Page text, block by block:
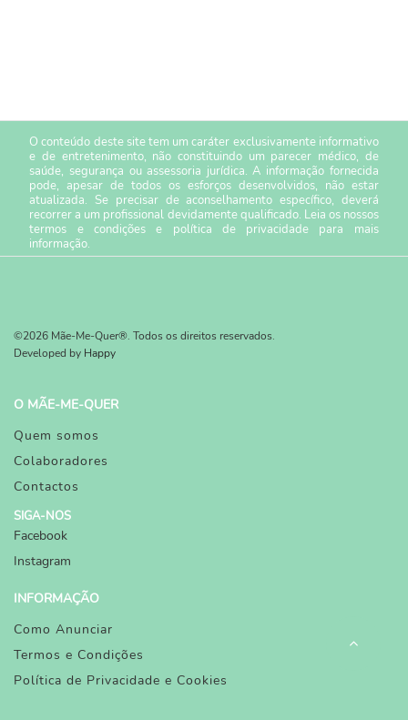
O conteúdo deste site tem um caráter exclusivamente informativo
e de entretenimento, não constituindo um parecer médico, de
saúde, segurança ou assessoria jurídica. A informação fornecida
pode, apesar de todos os esforços desenvolvidos, não estar
atualizada. Se precisar de aconselhamento específico, deverá
recorrer a um profissional devidamente qualificado. Leia os nossos
termos e condiçõese política de privacidade para mais
informação.
©2026 Mãe-Me-Quer®. Todos os direitos reservados.
Developed by Happy
O MÃE-ME-QUER
Quem somos
Colaboradores
Contactos
SIGA-NOS
Facebook
Instagram
INFORMAÇÃO
Como Anunciar
Termos e Condições
Política de Privacidade e Cookies